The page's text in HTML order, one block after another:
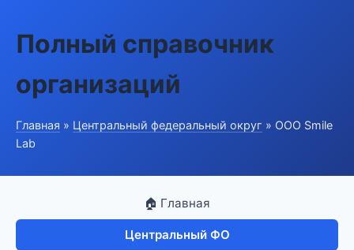
Полный справочник
организаций
Главная » Центральный федеральный округ » ООО Smile
Lab
🏠 Главная
Центральный ФО